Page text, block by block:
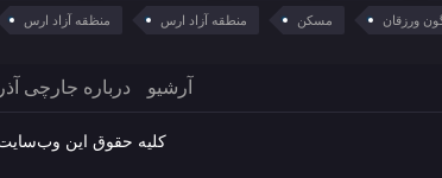
ورزقان مسکن منطقه آزاد ارس منظقه آزاد ارس
آرشیو درباره جارچی
کلیه حقوق این وب‌سایت